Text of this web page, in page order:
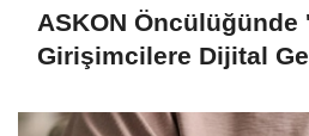
ASKON Öncülüğünde
Girişimcilere Dijital